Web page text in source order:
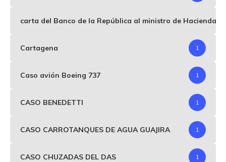
carta del Banco de la República al ministro de Hacienda
Cartagena 1
Caso avión Boeing 737 1
CASO BENEDETTI 1
CASO CARROTANQUES DE AGUA GUAJIRA 1
CASO CHUZADAS DEL DAS 1